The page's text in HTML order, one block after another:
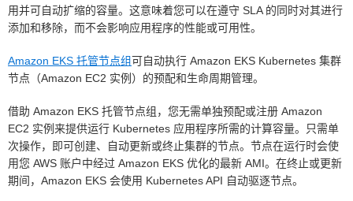
用并可自动扩缩的容量。这意味着您可以在遵守 SLA 的同时对其进行
添加和移除，而不会影响应用程序的性能或可用性。
Amazon EKS 托管节点组可自动执行 Amazon EKS Kubernetes 集群
节点（Amazon EC2 实例）的预配和生命周期管理。
借助 Amazon EKS 托管节点组，您无需单独预配或注册 Amazon
EC2 实例来提供运行 Kubernetes 应用程序所需的计算容量。只需单
次操作，即可创建、自动更新或终止集群的节点。节点在运行时会使
用您 AWS 账户中经过 Amazon EKS 优化的最新 AMI。在终止或更新
期间，Amazon EKS 会使用 Kubernetes API 自动驱逐节点。